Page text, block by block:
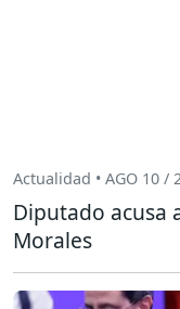
Actualidad • AGO 10 /
Diputado acusa
Morales